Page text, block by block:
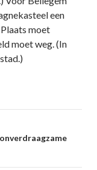
een
moet
moet weg. (In